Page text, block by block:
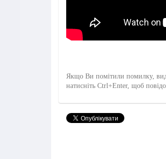
Якщо Ви помітили помилку,
натисніть Ctrl+Enter, щоб